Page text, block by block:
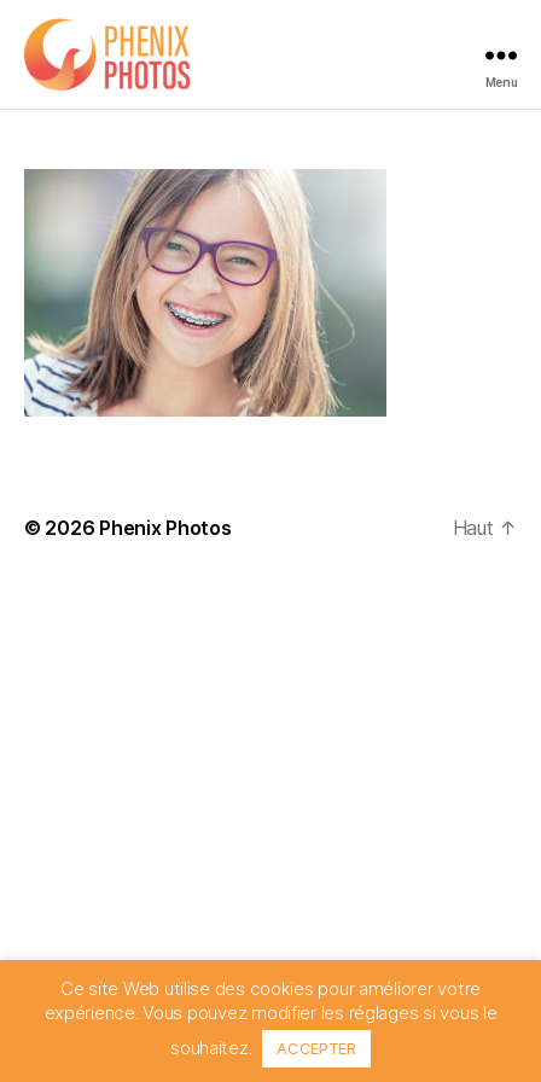
Menu
© 2026 Phenix Photos Haut ↑
Ce site Web utilise des cookies pour améliorer votre
expérience. Vous pouvez modifier les réglages si vous le
souhaitez.
ACCEPTER